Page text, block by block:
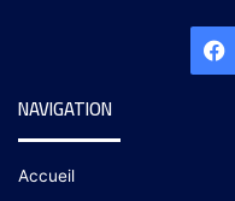
NAVIGATION
Accueil